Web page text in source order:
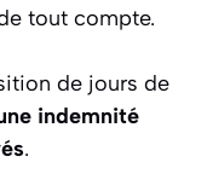
tout compte.
de jours de
indemnité
.